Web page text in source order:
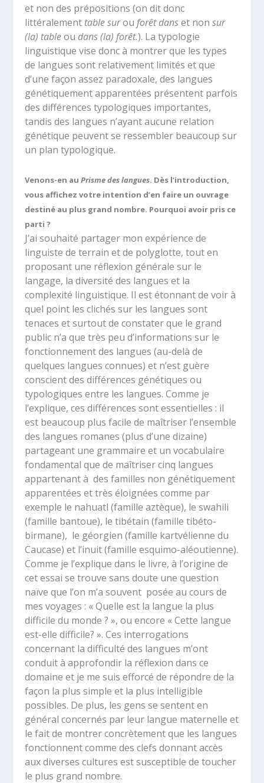
et non des prépositions (on dit donc
littéralement table surouforêt danset nonsur
(la) tableou dans (la) forêt.). La typologie
linguistique vise donc à montrer que les types
de langues sont relativement limités et que
d’une façon assez paradoxale, des langues
génétiquement apparentées présentent parfois
des différences typologiques importantes,
tandis des langues n’ayant aucune relation
génétique peuvent se ressembler beaucoup sur
un plan typologique.
Venons-en auPrisme des langues. Dès l’introduction,
vous affichez votre intention d’en faire un ouvrage
destiné au plus grand nombre. Pourquoi avoir pris ce
parti ?
J’ai souhaité partager mon expérience de
linguiste de terrain et de polyglotte, tout en
proposant une réflexion générale sur le
langage, la diversité des langues et la
complexité linguistique. Il est étonnant de voir à
quel point les clichés sur les langues sont
tenaces et surtout de constater que le grand
public n’a que très peu d’informations sur le
fonctionnement des langues (au-delà de
quelques langues connues) et n’est guère
conscient des différences génétiques ou
typologiques entre les langues. Comme je
l’explique, ces différences sont essentielles : il
est beaucoup plus facile de maîtriser l’ensemble
des langues romanes (plus d’une dizaine)
partageant une grammaire et un vocabulaire
fondamental que de maîtriser cinq langues
appartenant à des familles non génétiquement
apparentées et très éloignées comme par
exemple le nahuatl (famille aztèque), le swahili
(famille bantoue), le tibétain (famille tibéto-
birmane), le géorgien (famille kartvélienne du
Caucase) et l’inuit (famille esquimo-aléoutienne).
Comme je l’explique dans le livre, à l’origine de
cet essai se trouve sans doute une question
naïve que l’on m’a souvent posée au cours de
mes voyages : « Quelle est la langue la plus
difficile du monde ? », ou encore « Cette langue
est-elle difficile? ». Ces interrogations
concernant la difficulté des langues m’ont
conduit à approfondir la réflexion dans ce
domaine et je me suis efforcé de répondre de la
façon la plus simple et la plus intelligible
possibles. De plus, les gens se sentent en
général concernés par leur langue maternelle et
le fait de montrer concrètement que les langues
fonctionnent comme des clefs donnant accès
aux diverses cultures est susceptible de toucher
le plus grand nombre.